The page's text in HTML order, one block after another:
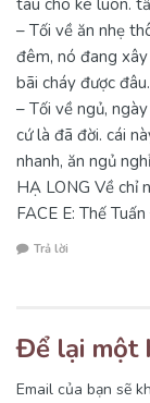
– Tối về ăn nhẹ
đêm, nó đang
bãi cháy được đâu.
– Tối về ngủ,
cứ là đã đời. cái
nhanh, ăn ngủ
HẠ LONG Về chỉ
FACE E: Thế
Trả lời
Để lại một
Email của bạn sẽ